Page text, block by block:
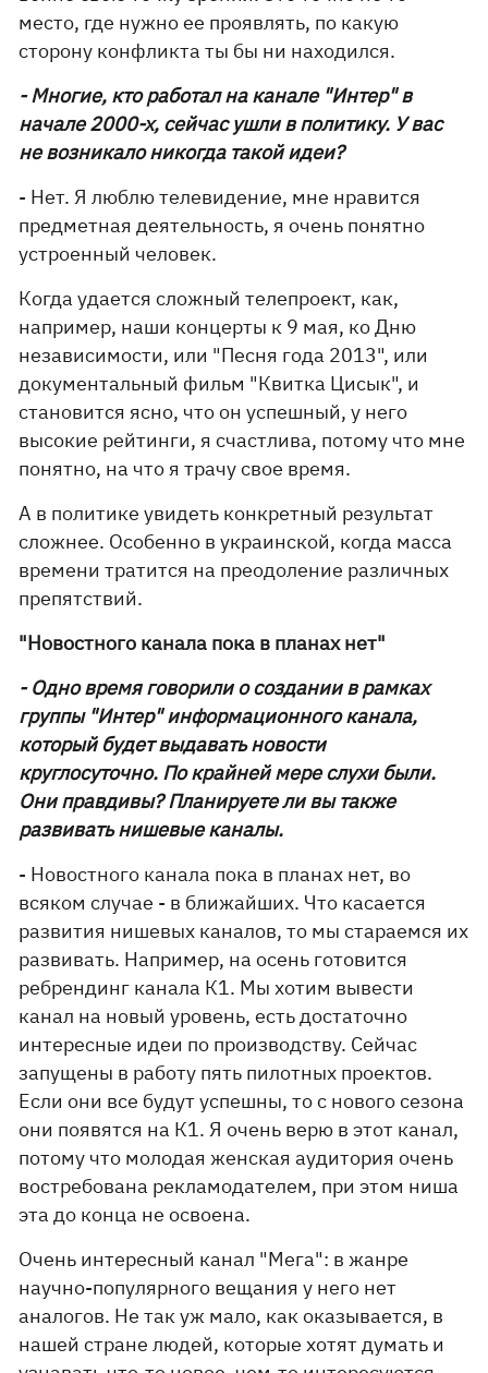
место, где нужно ее проявлять, по какую
сторону конфликта ты бы ни находился.
- Многие, кто работал на канале "Интер" в
начале 2000-х, сейчас ушли в политику. У вас
не возникало никогда такой идеи?
- Нет. Я люблю телевидение, мне нравится
предметная деятельность, я очень понятно
устроенный человек.
Когда удается сложный телепроект, как,
например, наши концерты к 9 мая, ко Дню
независимости, или "Песня года 2013", или
документальный фильм "Квитка Цисык", и
становится ясно, что он успешный, у него
высокие рейтинги, я счастлива, потому что мне
понятно, на что я трачу свое время.
А в политике увидеть конкретный результат
сложнее. Особенно в украинской, когда масса
времени тратится на преодоление различных
препятствий.
"Новостного канала пока в планах нет"
- Одно время говорили о создании в рамках
группы "Интер" информационного канала,
который будет выдавать новости
круглосуточно. По крайней мере слухи были.
Они правдивы? Планируете ли вы также
развивать нишевые каналы.
- Новостного канала пока в планах нет, во
всяком случае - в ближайших. Что касается
развития нишевых каналов, то мы стараемся их
развивать. Например, на осень готовится
ребрендинг канала К1. Мы хотим вывести
канал на новый уровень, есть достаточно
интересные идеи по производству. Сейчас
запущены в работу пять пилотных проектов.
Если они все будут успешны, то с нового сезона
они появятся на К1. Я очень верю в этот канал,
потому что молодая женская аудитория очень
востребована рекламодателем, при этом ниша
эта до конца не освоена.
Очень интересный канал "Мега": в жанре
научно-популярного вещания у него нет
аналогов. Не так уж мало, как оказывается, в
нашей стране людей, которые хотят думать и